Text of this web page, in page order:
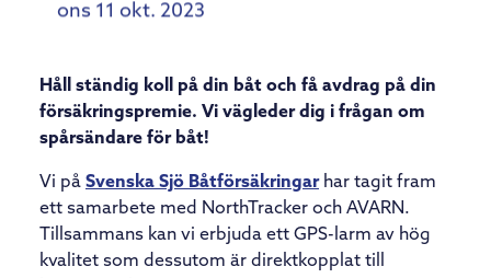
ons 11 okt. 2023
Håll ständig koll på din båt och få avdrag på din
försäkringspremie. Vi vägleder dig i frågan om
spårsändare för båt!
Vi på Svenska Sjö Båtförsäkringarhar tagit fram
ett samarbete med NorthTracker och AVARN.
Tillsammans kan vi erbjuda ett GPS-larm av hög
kvalitet som dessutom är direktkopplat till